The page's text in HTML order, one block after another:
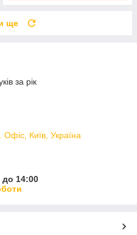
ще
за рік
Офіс, Київ, Україна
до 14:00